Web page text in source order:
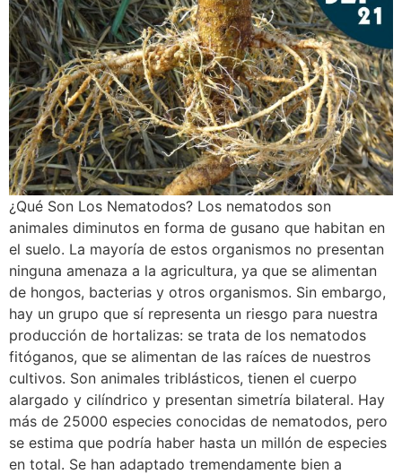
¿Qué Son Los Nematodos? Los nematodos son
animales diminutos en forma de gusano que habitan en
el suelo. La mayoría de estos organismos no presentan
ninguna amenaza a la agricultura, ya que se alimentan
de hongos, bacterias y otros organismos. Sin embargo,
hay un grupo que sí representa un riesgo para nuestra
producción de hortalizas: se trata de los nematodos
fitóganos, que se alimentan de las raíces de nuestros
cultivos. Son animales triblásticos, tienen el cuerpo
alargado y cilíndrico y presentan simetría bilateral. Hay
más de 25000 especies conocidas de nematodos, pero
se estima que podría haber hasta un millón de especies
en total. Se han adaptado tremendamente bien a